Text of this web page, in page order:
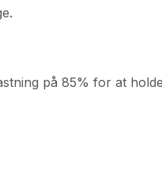
på 85% for at